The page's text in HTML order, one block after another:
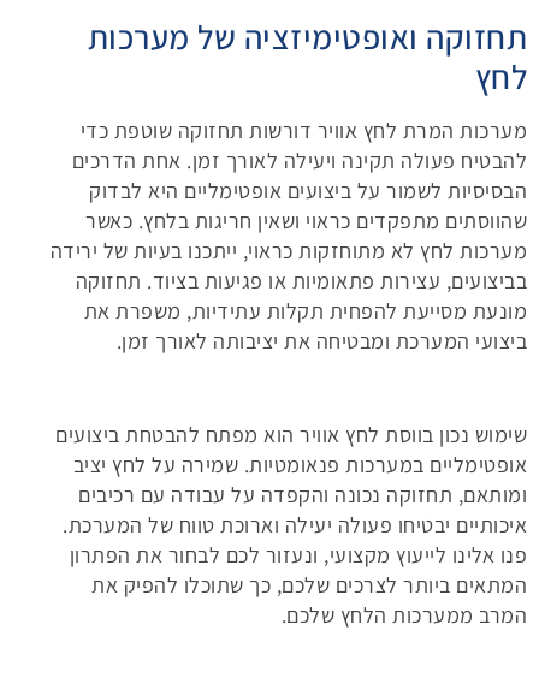
תחזוקה ואופטימיזציה של מערכות
לחץ
מערכות המרת לחץ אוויר דורשות תחזוקה שוטפת כדי
להבטיח פעולה תקינה ויעילה לאורך זמן. אחת הדרכים
הבסיסיות לשמור על ביצועים אופטימליים היא לבדוק
שהווסתים מתפקדים כראוי ושאין חריגות בלחץ. כאשר
מערכות לחץ לא מתוחזקות כראוי, ייתכנו בעיות של ירידה
בביצועים, עצירות פתאומיות או פגיעות בציוד. תחזוקה
מונעת מסייעת להפחית תקלות עתידיות, משפרת את
ביצועי המערכת ומבטיחה את יציבותה לאורך זמן.
שימוש נכון בווסת לחץ אוויר הוא מפתח להבטחת ביצועים
אופטימליים במערכות פנאומטיות. שמירה על לחץ יציב
ומותאם, תחזוקה נכונה והקפדה על עבודה עם רכיבים
איכותיים יבטיחו פעולה יעילה וארוכת טווח של המערכת.
פנו אלינו לייעוץ מקצועי, ונעזור לכם לבחור את הפתרון
המתאים ביותר לצרכים שלכם, כך שתוכלו להפיק את
המרב ממערכות הלחץ שלכם.